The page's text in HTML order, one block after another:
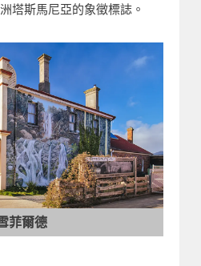
塔斯馬尼亞的象徵標誌。
菲爾德